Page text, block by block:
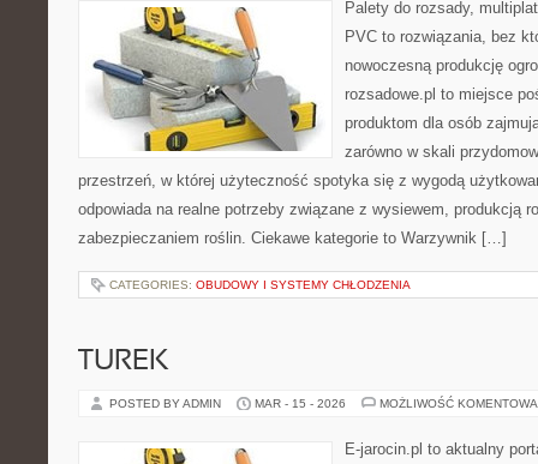
Palety do rozsady,
PVC to rozwiązania, bez
nowoczesną produkcję
rozsadowe.pl to miejsce
produktom dla osób
zarówno w skali
przestrzeń, w której użyteczność spotyka się z wygodą
odpowiada na realne potrzeby związane z wysiewem, produkcją
zabezpieczaniem roślin. Ciekawe kategorie to Warzywnik […]
CATEGORIES: OBUDOWY I SYSTEMY CHŁODZENIA
TUREK
POSTED BY ADMIN MAR - 15 - 2026 MOŻLIWOŚĆ
E-jarocin.pl to aktualny